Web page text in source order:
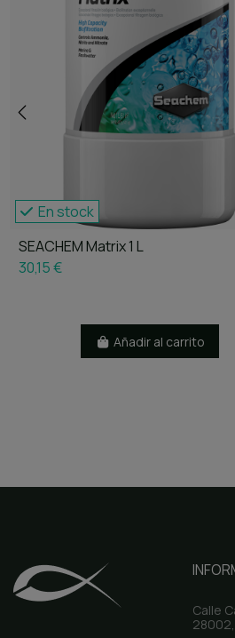
En stock
SEACHEM Matrix 1 L
30,15 €
Añadir al carrito
Calle